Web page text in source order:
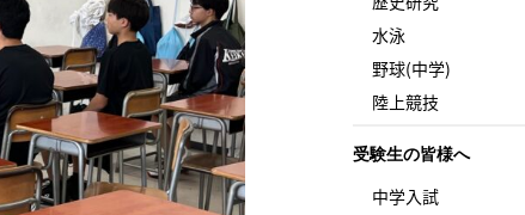
水泳
野球(中学)
陸上競技
受験生の皆様へ
中学入試